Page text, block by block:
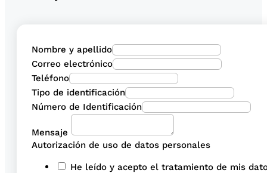
Nombre y apellido
Correo electrónico
Teléfono
Tipo de identificación
Número de Identificación
Mensaje
Autorización de uso de datos personales
He leído y acepto el tratamiento de mis